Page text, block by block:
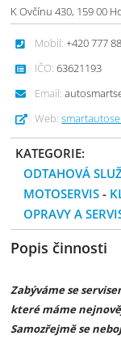
K Ovčínu 430, 159 00
Mobil: +420 777
IČO: 63621193
Email:
Web:
KATEGORIE:
ODTAHOVÁ
MOTOSERVIS -
OPRAVY A
Popis činnosti
Zabýváme se
které máme
Samozřejmě se